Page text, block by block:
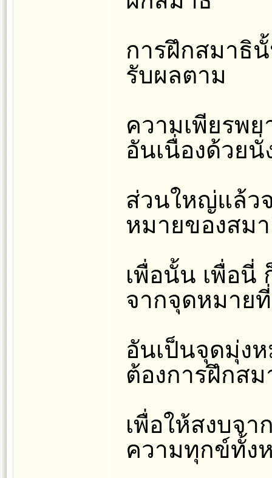
การฝึกสมาธิ
รับผลตาม
ความเพียรพ
อันเนื่องด้วยนั่
ส่วนใหญ่แล้ว
หมายของสม
เพื่อนั้น เพื่อนี่
จากจุดหมาย
อันเป็นจุดมุ่ง
ต้องการฝึกส
เพื่อให้สงบจา
ความทุกข์ทั้ง